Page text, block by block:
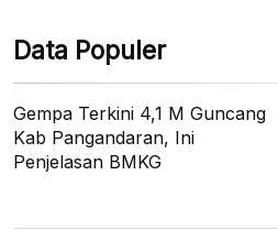
Data Populer
Gempa Terkini 4,1 M Guncang
Kab Pangandaran, Ini
Penjelasan BMKG